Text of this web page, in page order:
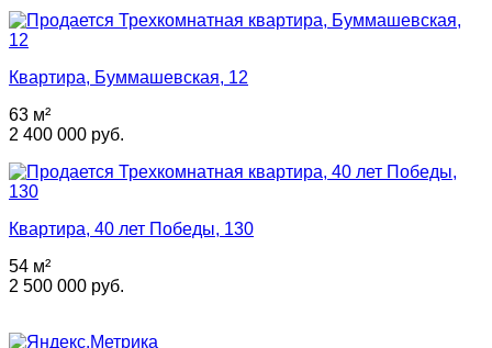
Квартира, Буммашевская, 12
63 м²
2 400 000 руб.
Квартира, 40 лет Победы, 130
54 м²
2 500 000 руб.